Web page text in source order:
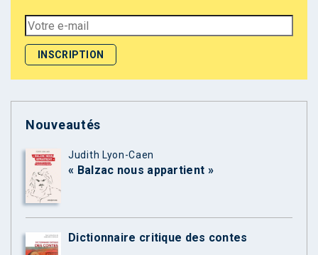
Nouveautés
Judith Lyon-Caen
« Balzac nous appartient »
Dictionnaire critique des contes